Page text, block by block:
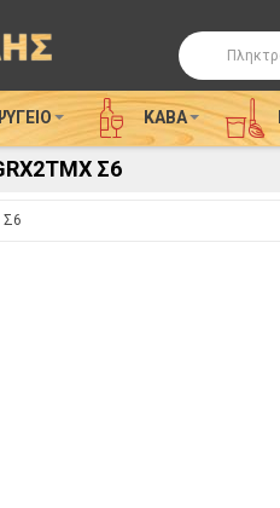
Αναζήτηση
ΚΑΒΑ
Σ6